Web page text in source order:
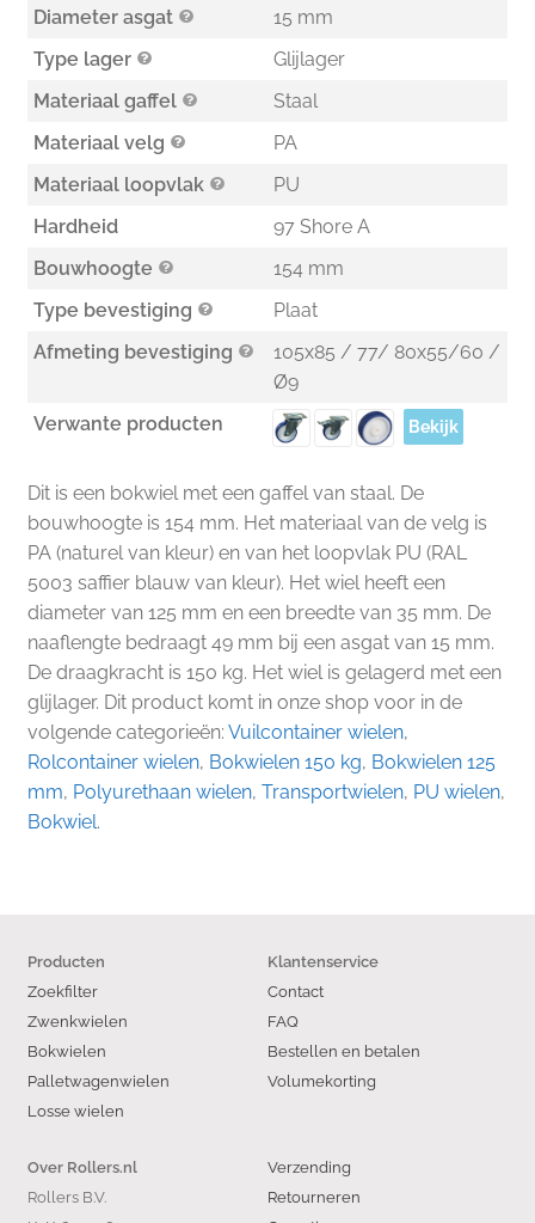
Dit is een bokwiel met een gaffel van staal. De
bouwhoogte is 154 mm. Het materiaal van de velg is
PA (naturel van kleur) en van het loopvlak PU (RAL
5003 saffier blauw van kleur). Het wiel heeft een
diameter van 125 mm en een breedte van 35 mm. De
naaflengte bedraagt 49 mm bij een asgat van 15 mm.
De draagkracht is 150 kg. Het wiel is gelagerd met een
glijlager. Dit product komt in onze shop voor in de
volgende categorieën: Vuilcontainer wielen,
Rolcontainer wielen, Bokwielen 150 kg, Bokwielen 125
mm, Polyurethaan wielen, Transportwielen, PU wielen,
Bokwiel.
Diameter asgat
15 mm
Type lager
Glijlager
Materiaal gaffel
Staal
Materiaal velg
PA
Materiaal loopvlak
PU
Hardheid
97 Shore A
Bouwhoogte
154 mm
Type bevestiging
Plaat
Afmeting bevestiging
105x85 / 77/ 80x55/60 /
Ø9
Verwante producten
Bekijk
Producten
Zoekfilter
Zwenkwielen
Bokwielen
Palletwagenwielen
Losse wielen
Klantenservice
Contact
FAQ
Bestellen en betalen
Volumekorting
Verzending
Retourneren
Over Rollers.nl
Rollers B.V.